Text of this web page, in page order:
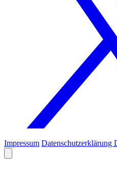
Impressum Datenschutzerklärung